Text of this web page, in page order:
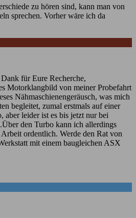
zu hören sind, kann man von
sprechen. Vorher wäre ich da
für Eure Recherche,
Motorklangbild von meiner Probefahrt
Nähmaschienengeräusch, was mich
begleitet, zumal erstmals auf einer
aber leider ist es bis jetzt nur bei
den Turbo kann ich allerdings
ordentlich. Werde den Rat von
mit einem baugleichen ASX